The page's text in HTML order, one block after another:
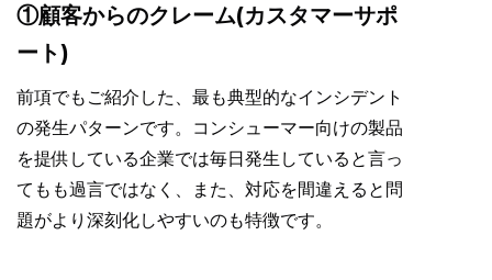
①顧客からのクレーム(カスタマーサポ
ート)
前項でもご紹介した、最も典型的なインシデント
の発生パターンです。コンシューマー向けの製品
を提供している企業では毎日発生していると言っ
てもも過言ではなく、また、対応を間違えると問
題がより深刻化しやすいのも特徴です。